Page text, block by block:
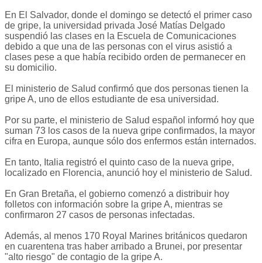
En El Salvador, donde el domingo se detectó el primer caso
de gripe, la universidad privada José Matías Delgado
suspendió las clases en la Escuela de Comunicaciones
debido a que una de las personas con el virus asistió a
clases pese a que había recibido orden de permanecer en
su domicilio.
El ministerio de Salud confirmó que dos personas tienen la
gripe A, uno de ellos estudiante de esa universidad.
Por su parte, el ministerio de Salud español informó hoy que
suman 73 los casos de la nueva gripe confirmados, la mayor
cifra en Europa, aunque sólo dos enfermos están internados.
En tanto, Italia registró el quinto caso de la nueva gripe,
localizado en Florencia, anunció hoy el ministerio de Salud.
En Gran Bretaña, el gobierno comenzó a distribuir hoy
folletos con información sobre la gripe A, mientras se
confirmaron 27 casos de personas infectadas.
Además, al menos 170 Royal Marines británicos quedaron
en cuarentena tras haber arribado a Brunei, por presentar
"alto riesgo" de contagio de la gripe A.